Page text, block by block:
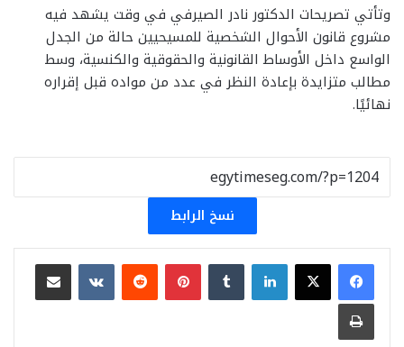
وتأتي تصريحات الدكتور نادر الصيرفي في وقت يشهد فيه
مشروع قانون الأحوال الشخصية للمسيحيين حالة من الجدل
الواسع داخل الأوساط القانونية والحقوقية والكنسية، وسط
مطالب متزايدة بإعادة النظر في عدد من مواده قبل إقراره
نهائيًا.
نسخ الرابط
لينكدإن بينتيريست
مشاركة عبر البريد
طباعة